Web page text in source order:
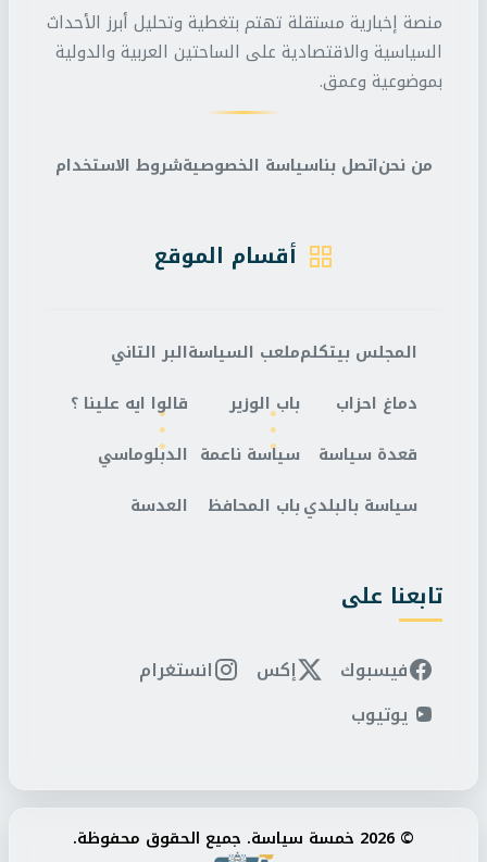
منصة إخبارية مستقلة تهتم بتغطية وتحليل أبرز الأحداث
السياسية والاقتصادية على الساحتين العربية والدولية
بموضوعية وعمق.
من نحناتصل بناسياسة الخصوصيةشروط الاستخدام
أقسام الموقع
المجلس بيتكلم
دماغ احزاب
قعدة سياسة
سياسة بالبلدي
ملعب السياسة
باب الوزير
سياسة ناعمة
باب المحافظ
البر التاني
قالوا ايه علينا ؟
الدبلوماسي
العدسة
تابعنا على
فيسبوك إكس
انستغرام
يوتيوب
© 2026 خمسة سياسة. جميع الحقوق محفوظة.